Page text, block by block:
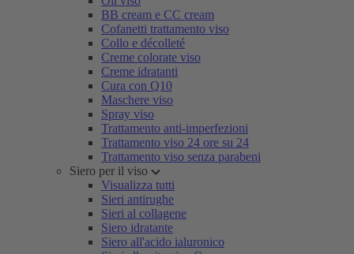
BB cream e CC cream
Cofanetti trattamento viso
Collo e décolleté
Creme colorate viso
Creme idratanti
Cura con Q10
Maschere viso
Spray viso
Trattamento anti-imperfezioni
Trattamento viso 24 ore su 24
Trattamento viso senza parabeni
Siero per il viso
Visualizza tutti
Sieri antirughe
Sieri al collagene
Siero idratante
Siero all'acido ialuronico